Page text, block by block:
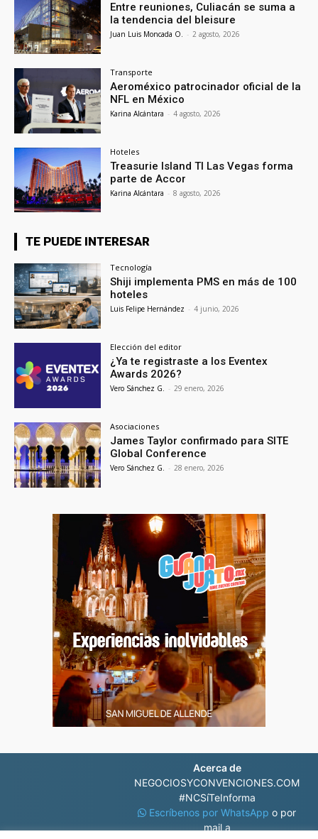
Entre reuniones, Culiacán se suma a
la tendencia del bleisure
Juan Luis Moncada O. - 2 agosto, 2026
Transporte
Aeroméxico patrocinador oficial de la
NFL en México
Karina Alcántara - 4 agosto, 2026
Hoteles
Treasurie Island TI Las Vegas forma
parte de Accor
Karina Alcántara - 8 agosto, 2026
TE PUEDE INTERESAR
Tecnología
Shiji implementa PMS en más de 100
hoteles
Luis Felipe Hernández - 4 junio, 2026
Elección del editor
¿Ya te registraste a los Eventex
Awards 2026?
Vero Sánchez G. - 29 enero, 2026
Asociaciones
James Taylor confirmado para SITE
Global Conference
Vero Sánchez G. - 28 enero, 2026
Acerca de
NEGOCIOSYCONVENCIONES.COM
#NCSíTeInforma
Escríbenos por WhatsAppo por
mail a